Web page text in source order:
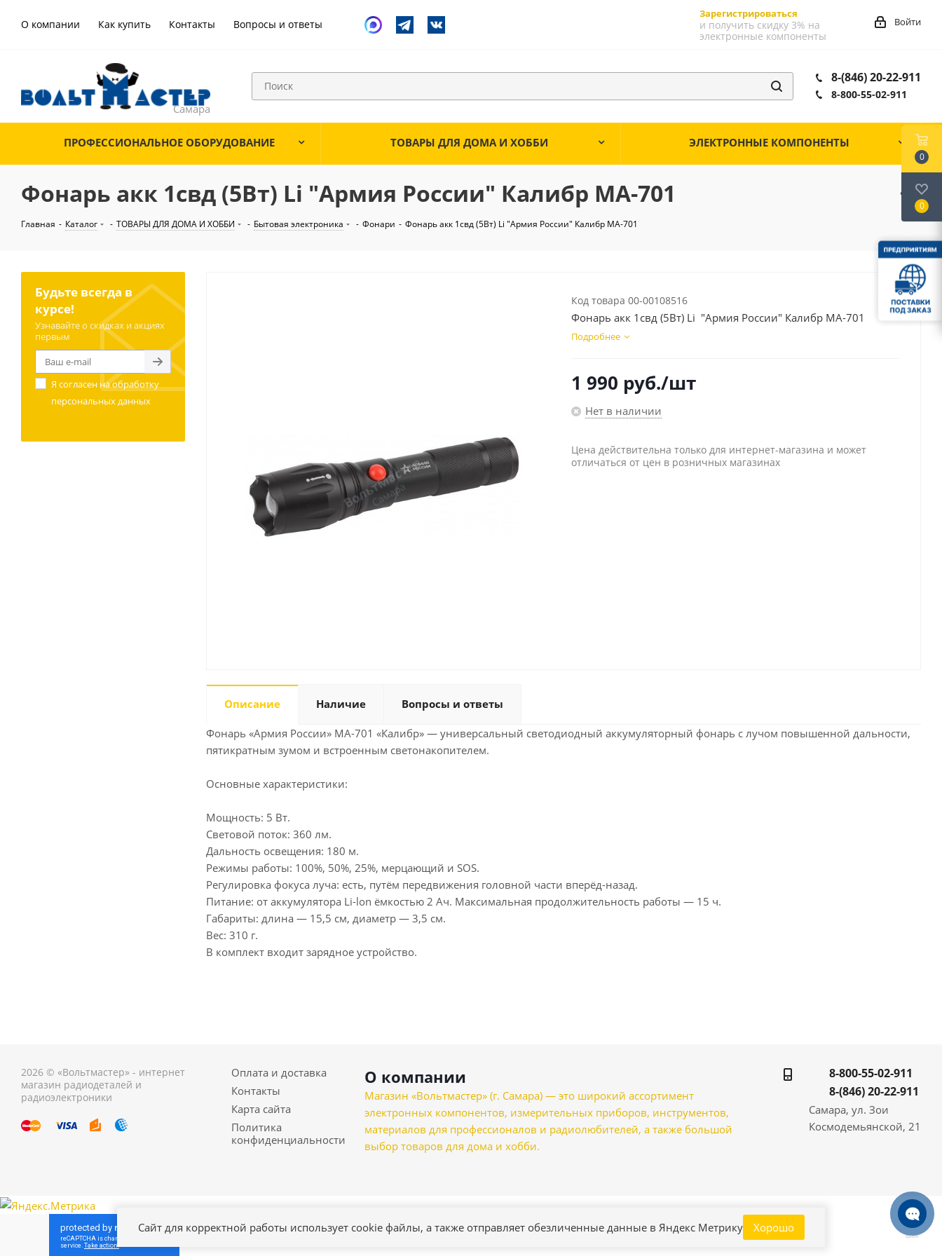
О компании Как купить Контакты Вопросы и ответы
Зарегистрироваться
и получить скидку 3% на
электронные компоненты
Войти
8-(846) 20-22-911
8-800-55-02-911
ПРОФЕССИОНАЛЬНОЕ ОБОРУДОВАНИЕ ТОВАРЫ ДЛЯ ДОМА И ХОББИ ЭЛЕКТРОННЫЕ КОМПОНЕНТЫ
Фонарь акк 1свд (5Вт) Li "Армия России" Калибр MA-701
Главная - Каталог - ТОВАРЫ ДЛЯ ДОМА И ХОББИ - Бытовая электроника - Фонари - Фонарь акк 1свд (5Вт) Li "Армия России" Калибр MA-701
Код товара 00-00108516
Фонарь акк 1свд (5Вт) Li "Армия России" Калибр MA-701
Подробнее
1 990 руб./шт
Нет в наличии
Цена действительна только для интернет-магазина и может
отличаться от цен в розничных магазинах
Описание Наличие Вопросы и ответы
Фонарь «Армия России» MA-701 «Калибр» — универсальный светодиодный аккумуляторный фонарь с лучом повышенной дальности,
пятикратным зумом и встроенным светонакопителем.
Основные характеристики:
Мощность: 5 Вт.
Световой поток: 360 лм.
Дальность освещения: 180 м.
Режимы работы: 100%, 50%, 25%, мерцающий и SOS.
Регулировка фокуса луча: есть, путём передвижения головной части вперёд-назад.
Питание: от аккумулятора Li-lon ёмкостью 2 Ач. Максимальная продолжительность работы — 15 ч.
Габариты: длина — 15,5 см, диаметр — 3,5 см.
Вес: 310 г.
В комплект входит зарядное устройство.
Будьте всегда в
курсе!
Узнавайте о скидках и акциях
первым
Я согласен наобработку
персональных данных
2026 © «Вольтмастер» - интернет
магазин радиодеталей и
радиоэлектроники
Оплата и доставка
Контакты
Карта сайта
Политика
конфиденциальности
О компании
Магазин «Вольтмастер» (г. Самара) — это широкий ассортимент
электронных компонентов, измерительных приборов, инструментов,
материалов для профессионалов и радиолюбителей, а также большой
выбор товаров для дома и хобби.
8-800-55-02-911
8-(846) 20-22-911
Самара, ул. Зои
Космодемьянской, 21
0
0
Сайт для корректной работы использует cookie файлы, а также отправляет обезличенные данные в Яндекс Метрику Хорошо